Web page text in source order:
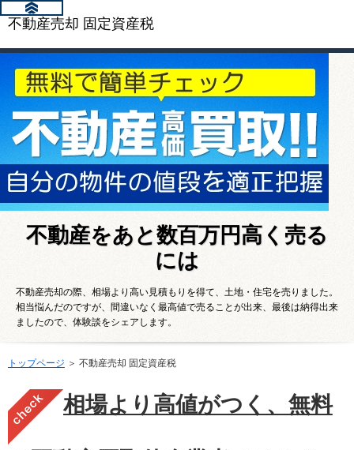
不動産売却 固定資産税
不動産をあと数百万円高く売る
には
不動産売却の際、相場より高い見積もりを得て、土地・住宅を売りました。
相当悩んだのですが、間違いなく最高値で売ることが出来、最後は納得出来
ましたので、体験談をシェアします。
トップページ ＞ 不動産売却 固定資産税
相場より高値がつく、無料